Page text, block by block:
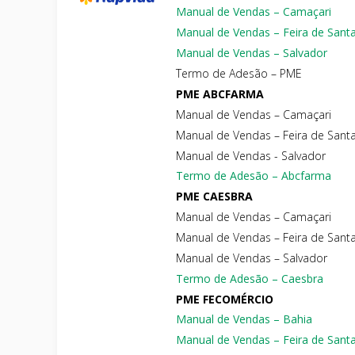
Manual de Vendas – Camaçari
Manual de Vendas – Feira de
Manual de Vendas – Salvador
Termo de Adesão – PME
PME ABCFARMA
Manual de Vendas – Camaçari
Manual de Vendas – Feira de
Manual de Vendas - Salvador
Termo de Adesão – Abcfarma
PME CAESBRA
Manual de Vendas – Camaçari
Manual de Vendas – Feira de
Manual de Vendas – Salvador
Termo de Adesão – Caesbra
PME FECOMÉRCIO
Manual de Vendas – Bahia
Manual de Vendas – Feira de